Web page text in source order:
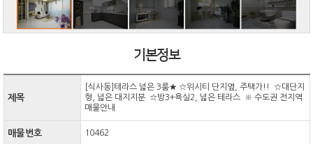
기본정보
제목
[식사동]테라스 넓은 3룸★ ☆위시티 단지옆, 주택가!! ☆대단지
형, 넓은 대지지분 ☆방3+욕실2, 넓은 테라스 ※ 수도권 전지역
매물안내
매물번호 10462